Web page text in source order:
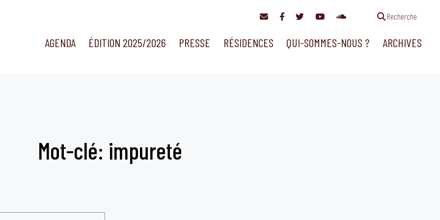
Recherche
AGENDA ÉDITION 2025/2026 PRESSE RÉSIDENCES QUI-SOMMES-NOUS ? ARCHIVES
Mot-clé: impureté